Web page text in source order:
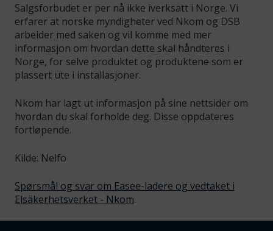
Salgsforbudet er per nå ikke iverksatt i Norge. Vi
erfarer at norske myndigheter ved Nkom og DSB
arbeider med saken og vil komme med mer
informasjon om hvordan dette skal håndteres i
Norge, for selve produktet og produktene som er
plassert ute i installasjoner.
Nkom har lagt ut informasjon på sine nettsider om
hvordan du skal forholde deg. Disse oppdateres
fortløpende.
Kilde: Nelfo
Spørsmål og svar om Easee-ladere og vedtaket i
Elsäkerhetsverket - Nkom